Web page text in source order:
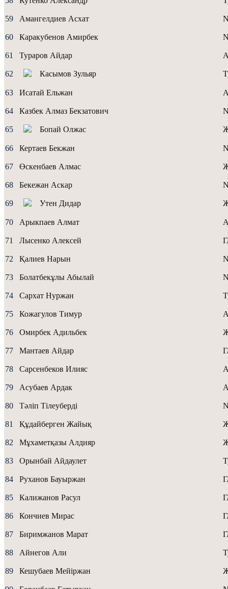
59 Амангелдиев Асхат
60 Каракубенов Амирбек
61 Тураров Айдар
62 Касымов Зульяр
63 Исатай Ельжан
64 Казбек Алмаз Бекзатович
65 Бопай Олжас
66 Кертаев Бекжан
67 Өскенбаев Алмас
68 Бекежан Аскар
69 Утен Дидар
70 Арыкпаев Алмат
71 Лысенко Алексей
72 Қалиев Нарын
73 Болатбекұлы Абылай
74 Сархат Нуржан
75 Кожагулов Тимур
76 Омирбек Адильбек
77 Мантаев Айдар
78 Сарсенбеков Илияс
79 Асубаев Ардак
80 Тәліп Тілеуберді
81 Құдайберген Жайық
82 Мұхаметқазы Алдияр
83 Орынбай Айдаулет
84 Руханов Бауыржан
85 Калижанов Расул
86 Кончиев Мирас
87 Биримжанов Марат
88 Айнегов Али
89 Кешубаев Мейіржан